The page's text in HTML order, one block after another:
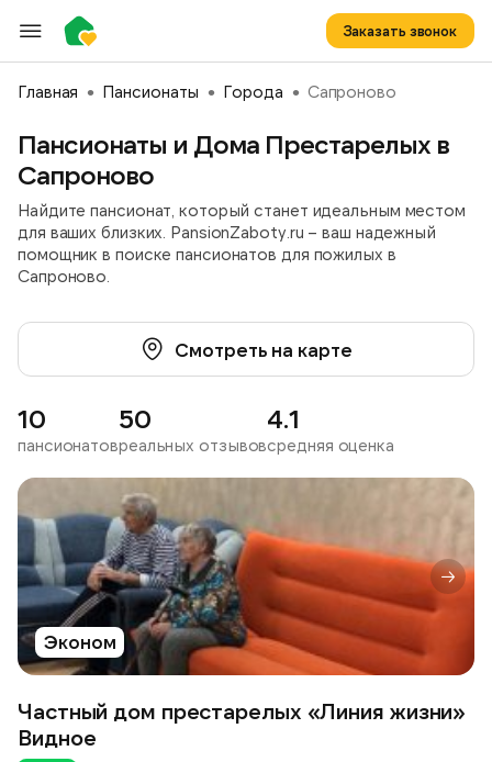
Заказать звонок
Главная Пансионаты Города Сапроново
Пансионаты и Дома Престарелых в
Сапроново
Найдите пансионат, который станет идеальным местом
для ваших близких. PansionZaboty.ru – ваш надежный
помощник в поиске пансионатов для пожилых в
Сапроново.
Смотреть на карте
10
пансионатов
50
реальных отзывов
4.1
средняя оценка
Эконом
Частный дом престарелых «Линия жизни»
Видное